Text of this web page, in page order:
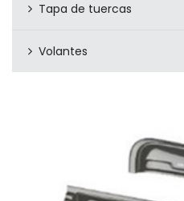
Tapa de tuercas
Volantes